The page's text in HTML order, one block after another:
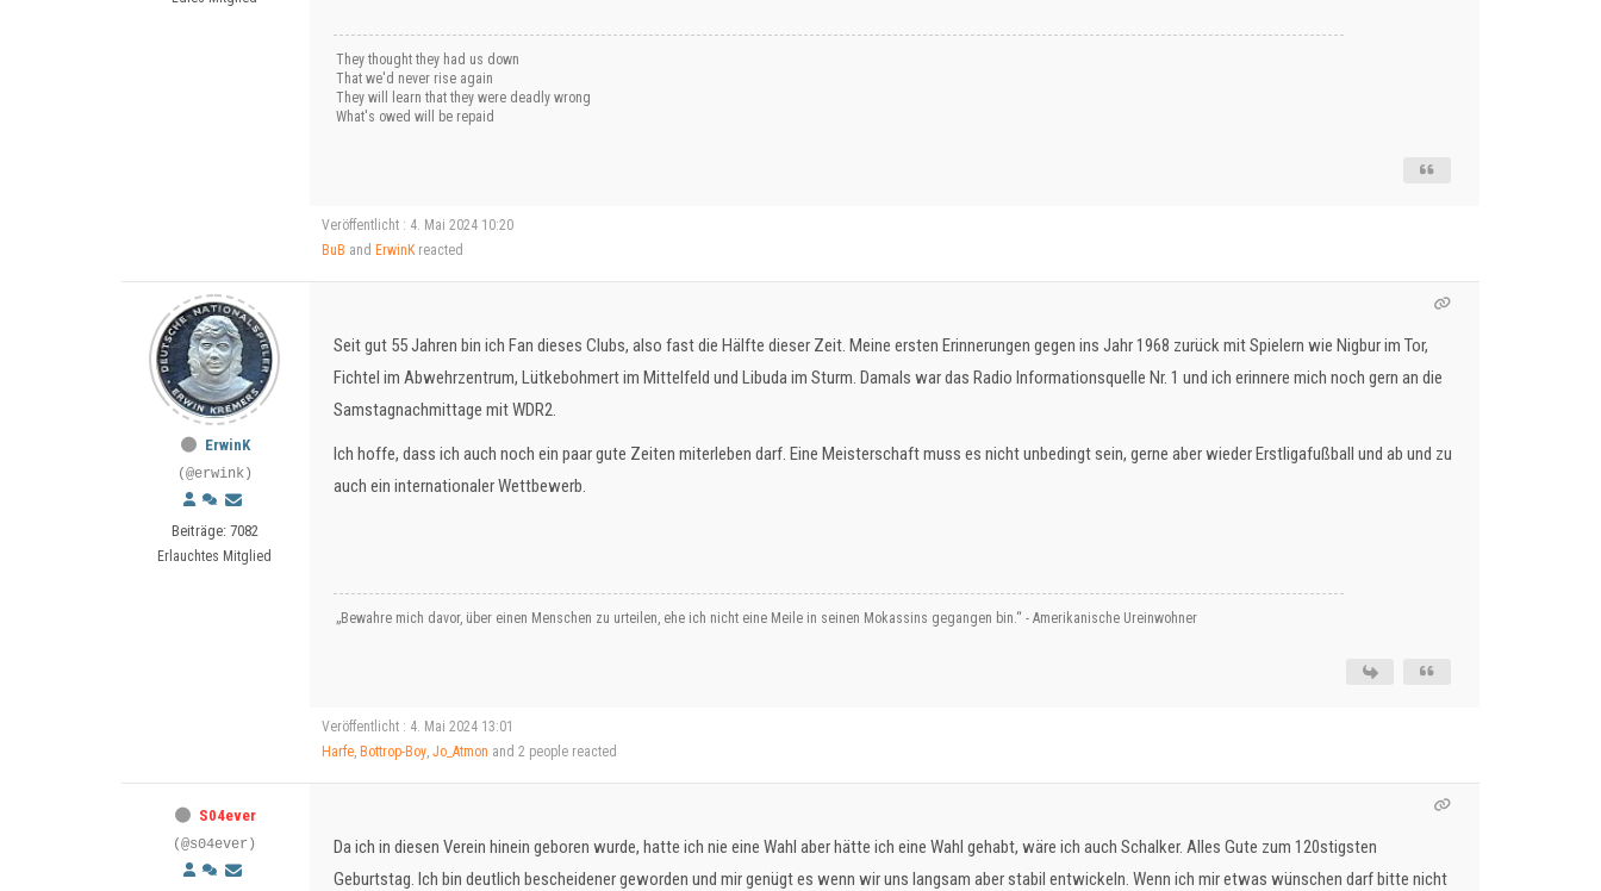
They thought they had us down
That we'd never rise again
They will learn that they were deadly wrong
What's owed will be repaid
Veröffentlicht : 4. Mai 2024 10:20
BuB and ErwinKreacted
ErwinK
(@erwink)
Beiträge: 7082
Erlauchtes Mitglied
Seit gut 55 Jahren bin ich Fan dieses Clubs, also fast die Hälfte dieser Zeit. Meine ersten Erinnerungen gegen ins Jahr 1968 zurück mit Spielern wie Nigbur im Tor,
Fichtel im Abwehrzentrum, Lütkebohmert im Mittelfeld und Libuda im Sturm. Damals war das Radio Informationsquelle Nr. 1 und ich erinnere mich noch gern an die
Samstagnachmittage mit WDR2.
Ich hoffe, dass ich auch noch ein paar gute Zeiten miterleben darf. Eine Meisterschaft muss es nicht unbedingt sein, gerne aber wieder Erstligafußball und ab und zu
auch ein internationaler Wettbewerb.
„Bewahre mich davor, über einen Menschen zu urteilen, ehe ich nicht eine Meile in seinen Mokassins gegangen bin.“ - Amerikanische Ureinwohner
Veröffentlicht : 4. Mai 2024 13:01
Harfe, Bottrop-Boy, Jo_Atmon and 2 people reacted
S04ever
(@s04ever)
Da ich in diesen Verein hinein geboren wurde, hatte ich nie eine Wahl aber hätte ich eine Wahl gehabt, wäre ich auch Schalker. Alles Gute zum 120stigsten
Geburtstag. Ich bin deutlich bescheidener geworden und mir genügt es wenn wir uns langsam aber stabil entwickeln. Wenn ich mir etwas wünschen darf bitte nicht